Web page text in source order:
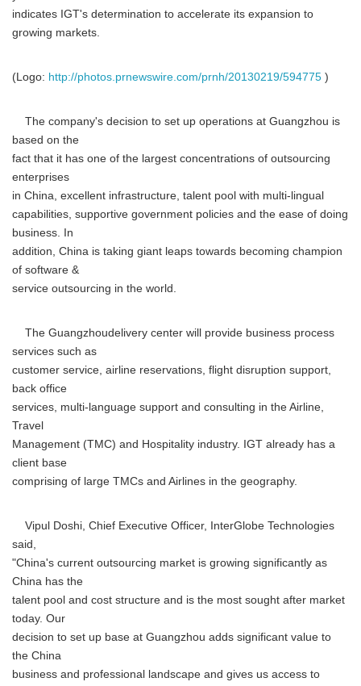
indicates IGT's determination to accelerate its expansion to
growing markets.
(Logo: http://photos.prnewswire.com/prnh/20130219/594775 )
The company's decision to set up operations at Guangzhou is
based on the
fact that it has one of the largest concentrations of outsourcing
enterprises
in China, excellent infrastructure, talent pool with multi-lingual
capabilities, supportive government policies and the ease of doing
business. In
addition, China is taking giant leaps towards becoming champion
of software &
service outsourcing in the world.
The Guangzhoudelivery center will provide business process
services such as
customer service, airline reservations, flight disruption support,
back office
services, multi-language support and consulting in the Airline,
Travel
Management (TMC) and Hospitality industry. IGT already has a
client base
comprising of large TMCs and Airlines in the geography.
Vipul Doshi, Chief Executive Officer, InterGlobe Technologies
said,
"China's current outsourcing market is growing significantly as
China has the
talent pool and cost structure and is the most sought after market
today. Our
decision to set up base at Guangzhou adds significant value to
the China
business and professional landscape and gives us access to